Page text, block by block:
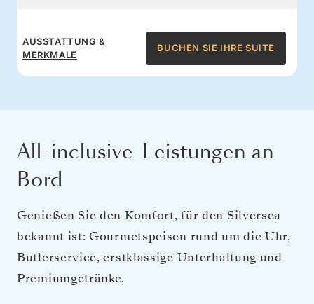
AUSSTATTUNG &
MERKMALE
BUCHEN SIE IHRE SUITE
All-inclusive-Leistungen an
Bord
Genießen Sie den Komfort, für den Silversea
bekannt ist: Gourmetspeisen rund um die Uhr,
Butlerservice, erstklassige Unterhaltung und
Premiumgetränke.